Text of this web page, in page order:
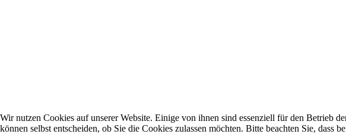
Wir nutzen Cookies auf unserer Website. Einige von ihnen sind essenziell für den Betrieb
können selbst entscheiden, ob Sie die Cookies zulassen möchten. Bitte beachten Sie,